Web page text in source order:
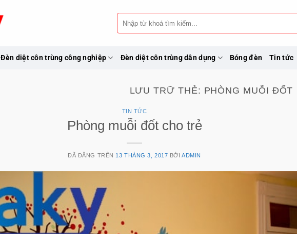
Tìm
kiếm:
Đèn diệt côn trùng công nghiệp Đèn diệt côn trùng dân dụng Bóng đèn Tin tức
LƯU TRỮ THẺ: PHÒNG MUỖI ĐỐT
TIN TỨC
Phòng muỗi đốt cho trẻ
ĐÃ ĐĂNG TRÊN 13 THÁNG 3, 2017 BỞIADMIN